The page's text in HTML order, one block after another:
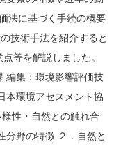
法に基づく手続の概要
技術手法を紹介すると
等を解説しました。
編集：環境影響評価技
本環境アセスメント協
性・自然との触れ合
分野の特徴 ２．自然と